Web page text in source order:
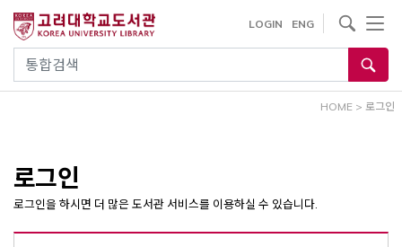
건
통합검색
LOGIN ENG
사이트내 검색
HOME > 로그인
로그인
로그인을 하시면 더 많은 도서관 서비스를 이용하실 수 있습니다.